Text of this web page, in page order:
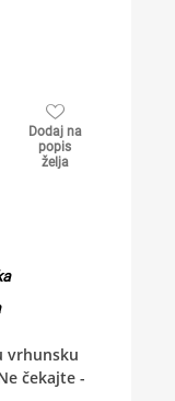
Dodaj na
popis
želja
vrhunsku
čekajte -